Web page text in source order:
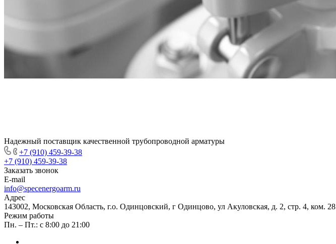
Надежный поставщик качественной трубопроводной арматуры
+7 (910) 459-39-38
+7 (910) 459-39-38
Заказать звонок
E-mail
info@specenergoarm.ru
Адрес
143002, Московская Область, г.о. Одинцовский, г Одинцово, ул Акуловская, д. 2, стр. 4, ком. 28
Режим работы
Пн. – Пт.: с 8:00 до 21:00